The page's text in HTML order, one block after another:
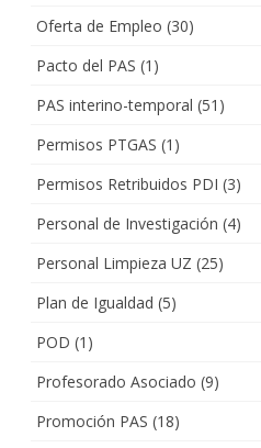
Oferta de Empleo (30)
Pacto del PAS (1)
PAS interino-temporal (51)
Permisos PTGAS (1)
Permisos Retribuidos PDI (3)
Personal de Investigación (4)
Personal Limpieza UZ (25)
Plan de Igualdad (5)
POD (1)
Profesorado Asociado (9)
Promoción PAS (18)